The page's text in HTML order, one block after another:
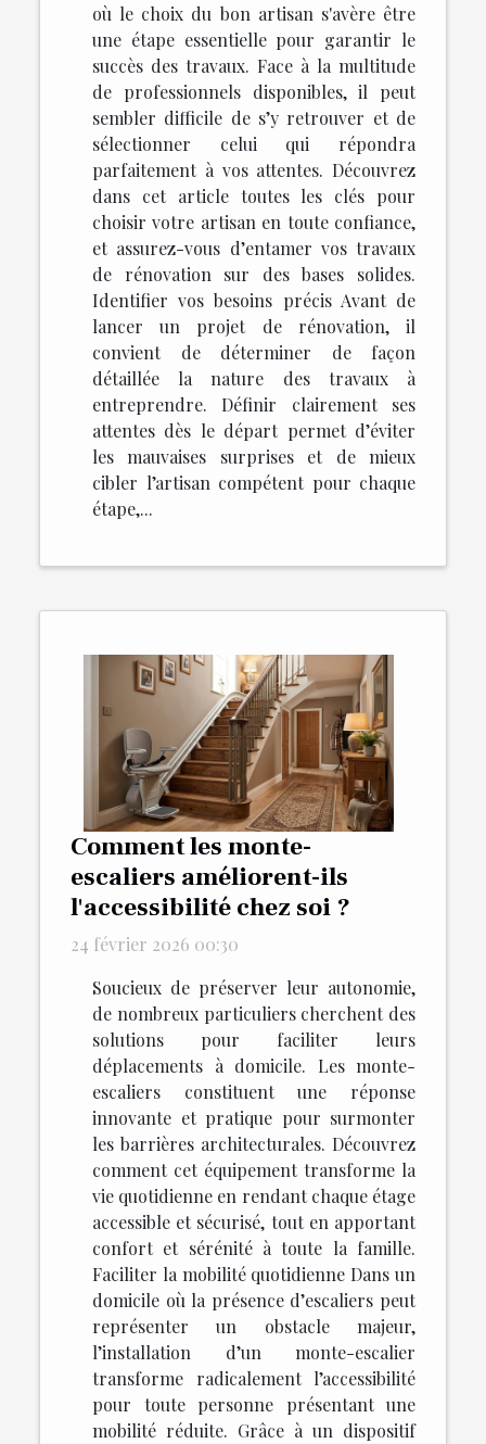
où le choix du bon artisan s'avère être
une étape essentielle pour garantir le
succès des travaux. Face à la multitude
de professionnels disponibles, il peut
sembler difficile de s’y retrouver et de
sélectionner celui qui répondra
parfaitement à vos attentes. Découvrez
dans cet article toutes les clés pour
choisir votre artisan en toute confiance,
et assurez-vous d’entamer vos travaux
de rénovation sur des bases solides.
Identifier vos besoins précis Avant de
lancer un projet de rénovation, il
convient de déterminer de façon
détaillée la nature des travaux à
entreprendre. Définir clairement ses
attentes dès le départ permet d’éviter
les mauvaises surprises et de mieux
cibler l’artisan compétent pour chaque
étape,...
Comment les monte-
escaliers améliorent-ils
l'accessibilité chez soi ?
24 février 2026 00:30
Soucieux de préserver leur autonomie,
de nombreux particuliers cherchent des
solutions pour faciliter leurs
déplacements à domicile. Les monte-
escaliers constituent une réponse
innovante et pratique pour surmonter
les barrières architecturales. Découvrez
comment cet équipement transforme la
vie quotidienne en rendant chaque étage
accessible et sécurisé, tout en apportant
confort et sérénité à toute la famille.
Faciliter la mobilité quotidienne Dans un
domicile où la présence d’escaliers peut
représenter un obstacle majeur,
l’installation d’un monte-escalier
transforme radicalement l’accessibilité
pour toute personne présentant une
mobilité réduite. Grâce à un dispositif